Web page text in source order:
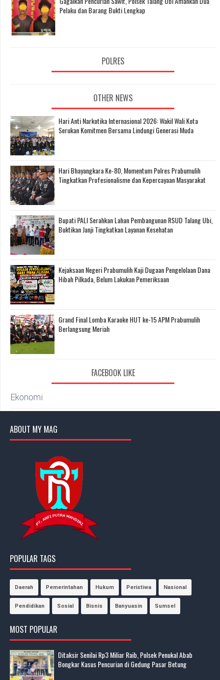
Pelaku dan Barang Bukti Lengkap
POLRES
OTHER NEWS
Hari Anti Narkotika Internasional 2026: Wakil Wali Kota
Serukan Komitmen Bersama Lindungi Generasi Muda
Hari Bhayangkara Ke-80, Momentum Polres Prabumulih
Tingkatkan Profesionalisme dan Kepercayaan Masyarakat
Bupati PALI Serahkan Lahan Pembangunan RSUD Talang Ubi,
Buktikan Janji Tingkatkan Layanan Kesehatan
Kejaksaan Negeri Prabumulih Kaji Dugaan Pengelolaan Dana
Hibah Pilkada, Belum Lakukan Pemeriksaan
Grand Final Lomba Karaoke HUT ke-15 APM Prabumulih
Berlangsung Meriah
FACEBOOK LIKE
Ekonomi
ABOUT MY MAG
POPULAR TAGS
Daerah Pemerintahan Hukum Peristiwa Nasional
Pendidikan Sosial Bisnis Banyuasin Sumsel
MOST POPULAR
Ditaksir Senilai Rp3 Miliar Raib, Polsek Penukal Abab
Bongkar Kasus Pencurian di Gedung Pasar Betung